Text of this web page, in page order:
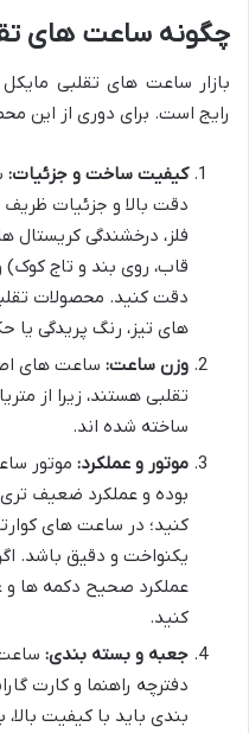
چگونه ساعت های
بازار ساعت های تقلبی
رایج است. برای دوری از این
کیفیت ساخت و جزئیات:
دقت بالا و جزئیات
فلز، درخشندگی کریستال
قاب، روی بند و تاج
دقت کنید. محصولات
های تیز، رنگ پریدگی یا
وزن ساعت: ساعت های
تقلبی هستند، زیرا از
ساخته شده اند.
موتور و عملکرد: موتور
بوده و عملکرد ضعیف
کنید؛ در ساعت های
یکنواخت و دقیق باشد.
عملکرد صحیح دکمه ها
کنید.
جعبه و بسته بندی:
دفترچه راهنما و کارت
بندی باید با کیفیت